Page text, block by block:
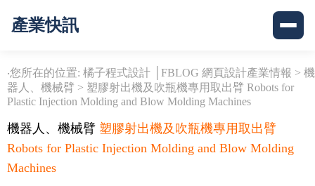
產業快訊
‧您所在的位置: 橘子程式設計 │FBLOG 網頁設計產業情報 > 機
器人、機械臂 > 塑膠射出機及吹瓶機專用取出臂 Robots for
Plastic Injection Molding and Blow Molding Machines
機器人、機械臂 塑膠射出機及吹瓶機專用取出臂
Robots for Plastic Injection Molding and Blow Molding
Machines